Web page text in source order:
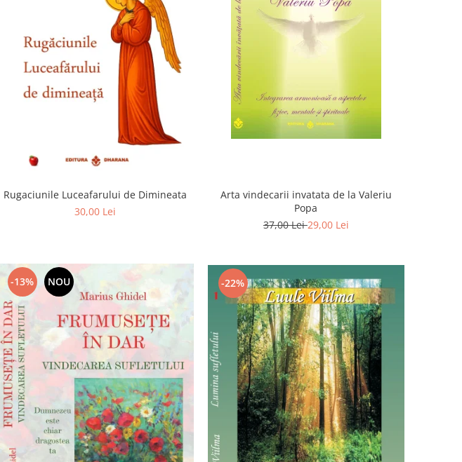
Rugaciunile Luceafarului de Dimineata
30,00 Lei
Arta vindecarii invatata de la Valeriu
Popa
37,00 Lei29,00 Lei
-13% NOU -22%